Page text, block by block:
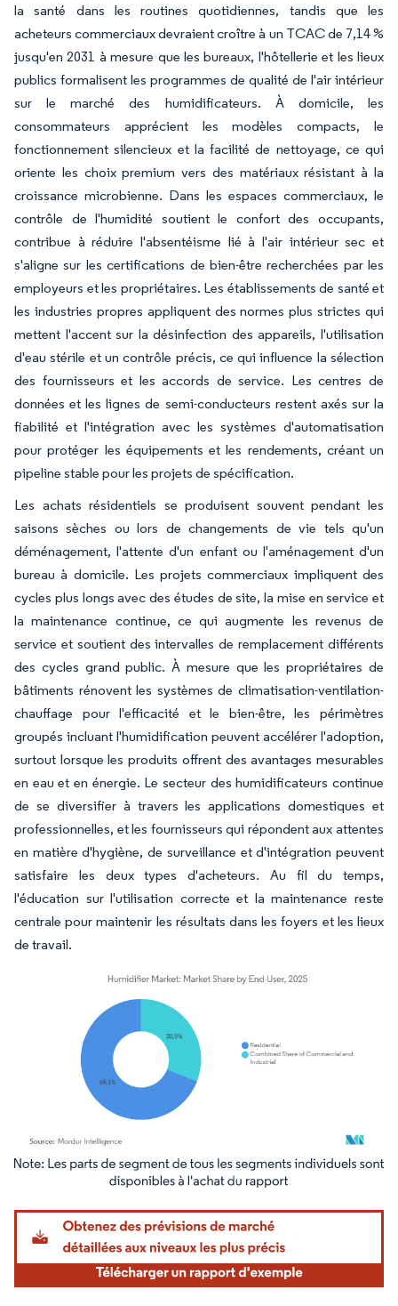
la santé dans les routines quotidiennes, tandis que les
acheteurs commerciaux devraient croître à un TCAC de 7,14 %
jusqu'en 2031 à mesure que les bureaux, l'hôtellerie et les lieux
publics formalisent les programmes de qualité de l'air intérieur
sur le marché des humidificateurs. À domicile, les
consommateurs apprécient les modèles compacts, le
fonctionnement silencieux et la facilité de nettoyage, ce qui
oriente les choix premium vers des matériaux résistant à la
croissance microbienne. Dans les espaces commerciaux, le
contrôle de l'humidité soutient le confort des occupants,
contribue à réduire l'absentéisme lié à l'air intérieur sec et
s'aligne sur les certifications de bien-être recherchées par les
employeurs et les propriétaires. Les établissements de santé et
les industries propres appliquent des normes plus strictes qui
mettent l'accent sur la désinfection des appareils, l'utilisation
d'eau stérile et un contrôle précis, ce qui influence la sélection
des fournisseurs et les accords de service. Les centres de
données et les lignes de semi-conducteurs restent axés sur la
fiabilité et l'intégration avec les systèmes d'automatisation
pour protéger les équipements et les rendements, créant un
pipeline stable pour les projets de spécification.
Les achats résidentiels se produisent souvent pendant les
saisons sèches ou lors de changements de vie tels qu'un
déménagement, l'attente d'un enfant ou l'aménagement d'un
bureau à domicile. Les projets commerciaux impliquent des
cycles plus longs avec des études de site, la mise en service et
la maintenance continue, ce qui augmente les revenus de
service et soutient des intervalles de remplacement différents
des cycles grand public. À mesure que les propriétaires de
bâtiments rénovent les systèmes de climatisation-ventilation-
chauffage pour l'efficacité et le bien-être, les périmètres
groupés incluant l'humidification peuvent accélérer l'adoption,
surtout lorsque les produits offrent des avantages mesurables
en eau et en énergie. Le secteur des humidificateurs continue
de se diversifier à travers les applications domestiques et
professionnelles, et les fournisseurs qui répondent aux attentes
en matière d'hygiène, de surveillance et d'intégration peuvent
satisfaire les deux types d'acheteurs. Au fil du temps,
l'éducation sur l'utilisation correcte et la maintenance reste
centrale pour maintenir les résultats dans les foyers et les lieux
de travail.
Image © Mordor Intelligence. La réutilisation nécessite une attribution sous CC BY